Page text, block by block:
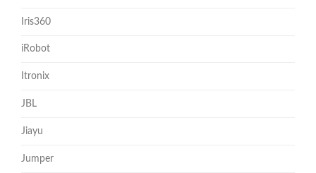
Iris360
iRobot
Itronix
JBL
Jiayu
Jumper